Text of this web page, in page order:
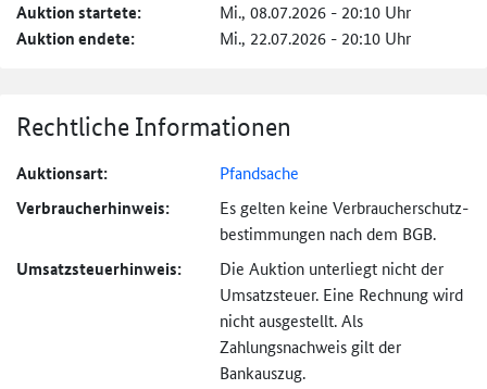
Auktion startete: Mi., 08.07.2026 - 20:10 Uhr
Auktion endete: Mi., 22.07.2026 - 20:10 Uhr
Rechtliche Informationen
Auktionsart: Pfandsache
Verbraucher­hinweis:
Es gelten keine Verbraucher­schutz­
bestimmungen nach dem BGB.
Umsatzsteuer­hinweis:
Die Auktion unterliegt nicht der
Umsatzsteuer. Eine Rechnung wird
nicht ausgestellt. Als
Zahlungsnachweis gilt der
Bankauszug.